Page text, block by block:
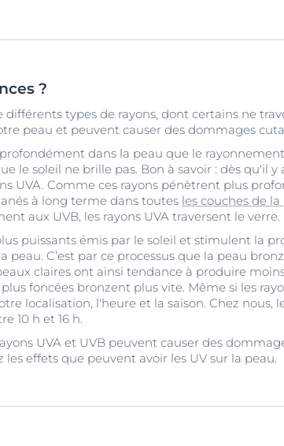
?
types de rayons, dont certains ne
peau et peuvent causer des dommages
dans la peau que le rayonnement
le soleil ne brille pas. Bon à savoir : dès qu'il
UVA. Comme ces rayons pénètrent plus
à long terme dans toutes les couches de la
aux UVB, les rayons UVA traversent le verre.
puissants émis par le soleil et stimulent la
C’est par ce processus que la peau
claires ont ainsi tendance à produire
foncées bronzent plus vite. Même si les
localisation, l'heure et la saison. Chez nous,
10 h et 16 h.
UVA et UVB peuvent causer des
effets que peuvent avoir les UV sur la peau.